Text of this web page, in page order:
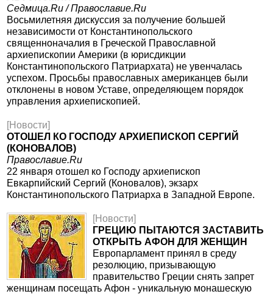
Седмица.Ru / Православие.Ru
Восьмилетняя дискуссия за получение большей
независимости от Константинопольского
священноначалия в Греческой Православной
архиепископии Америки (в юрисдикции
Константинопольского Патриархата) не увенчалась
успехом. Просьбы православных американцев были
отклонены в новом Уставе, определяющем порядок
управления архиепископией.
[Новости]
ОТОШЕЛ КО ГОСПОДУ АРХИЕПИСКОП СЕРГИЙ
(КОНОВАЛОВ)
Православие.Ru
22 января отошел ко Господу архиепископ
Евкарпийский Сергий (Коновалов), экзарх
Константинопольского Патриарха в Западной Европе.
[Новости]
ГРЕЦИЮ ПЫТАЮТСЯ ЗАСТАВИТЬ
ОТКРЫТЬ АФОН ДЛЯ ЖЕНЩИН
Европарламент принял в среду
резолюцию, призывающую
правительство Греции снять запрет
женщинам посещать Афон - уникальную монашескую